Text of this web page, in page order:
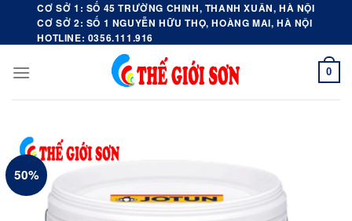
content
CƠ SỞ 1: SỐ 45 TRƯỜNG CHINH, THANH XUÂN, HÀ NỘI
CƠ SỞ 2: SỐ 1 NGUYỄN HỮU THỌ, HOÀNG MAI, HÀ NỘI
HOTLINE: 0356.111.916
0
50%